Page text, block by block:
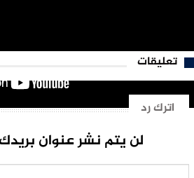
تعليقات
اترك رد
لن يتم نشر عنوان بريدك